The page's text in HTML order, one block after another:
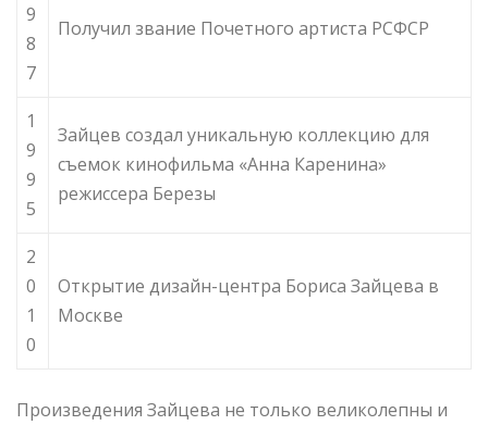
9
8
7
Получил звание Почетного артиста РСФСР
1
9
9
5
Зайцев создал уникальную коллекцию для
съемок кинофильма «Анна Каренина»
режиссера Березы
2
0
1
0
Открытие дизайн-центра Бориса Зайцева в
Москве
Произведения Зайцева не только великолепны и